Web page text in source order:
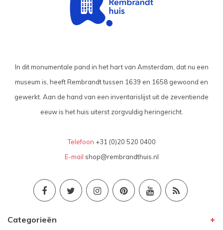
In dit monumentale pand in het hart van Amsterdam, dat nu een
museum is, heeft Rembrandt tussen 1639 en 1658 gewoond en
gewerkt. Aan de hand van een inventarislijst uit de zeventiende
eeuw is het huis uiterst zorgvuldig heringericht.
Telefoon +31 (0)20 520 0400
E-mail shop@rembrandthuis.nl
Categorieën